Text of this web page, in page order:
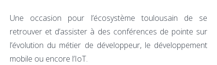
Une occasion pour l’écosystème toulousain de se
retrouver et d’assister à des conférences de pointe sur
l’évolution du métier de développeur, le développement
mobile ou encore l’IoT.